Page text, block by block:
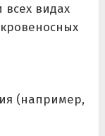
видах
(например,